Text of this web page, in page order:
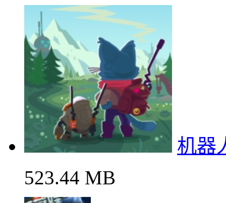
机器
523.44 MB